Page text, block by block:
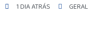
1 DIA ATRÁS GERAL